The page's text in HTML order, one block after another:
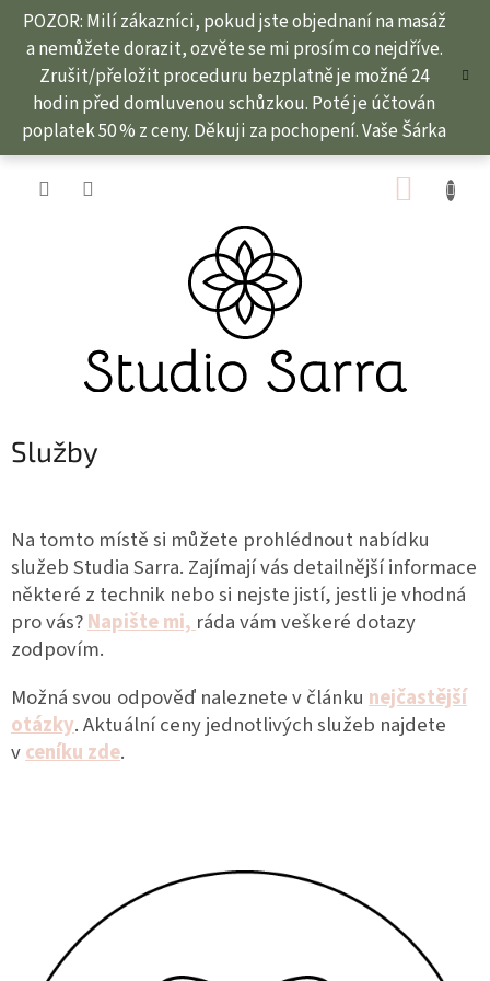
Přejít
obsah
POZOR: Milí zákazníci, pokud jste objednaní na masáž
a nemůžete dorazit, ozvěte se mi prosím co nejdříve.
Zrušit/přeložit proceduru bezplatně je možné 24
hodin před domluvenou schůzkou. Poté je účtován
poplatek 50 % z ceny. Děkuji za pochopení. Vaše Šárka
Služby
Na tomto místě si můžete prohlédnout nabídku
služeb Studia Sarra. Zajímají vás detailnější informace
některé z technik nebo si nejste jistí, jestli je vhodná
pro vás?Napište mi,ráda vám veškeré dotazy
zodpovím.
Možná svou odpověď naleznete v článku nejčastější
otázky. Aktuální ceny jednotlivých služeb najdete
vceníku zde.